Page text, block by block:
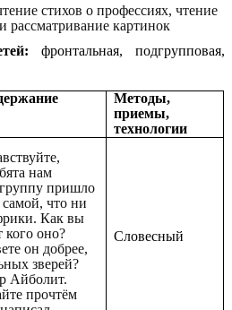
стихов о профессиях, чтение
рассматривание картинок
фронтальная, подгрупповая,
Методы,
приемы,
технологии
нам
пришло
что ни
Как вы
кого оно?
он добрее,
зверей?
Айболит.
прочтём
Словесный